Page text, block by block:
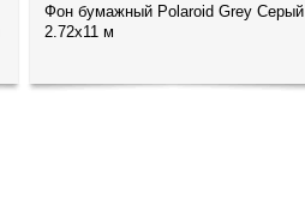
Фон бумажный Polaroid Grey Серый
2.72x11 м